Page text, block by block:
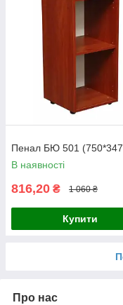
Пенал БЮ 501
В наявності
816,20 ₴ 1 060 ₴
Купити
Про нас